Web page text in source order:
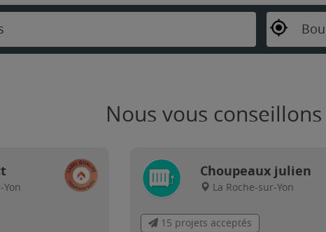
Nous vous
Yon
Choupeaux julien
La Roche-sur-Yon
15 projets acceptés